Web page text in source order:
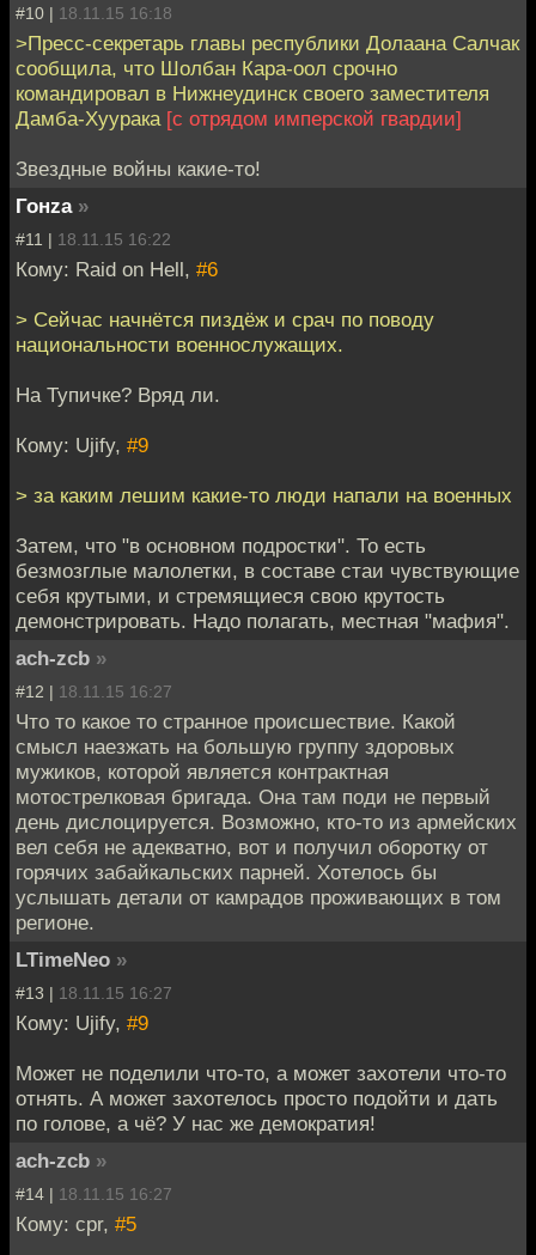
#10 | 18.11.15 16:18
>Пресс-секретарь главы республики Долаана Салчак
сообщила, что Шолбан Кара-оол срочно
командировал в Нижнеудинск своего заместителя
Дамба-Хуурака [с отрядом имперской гвардии]
Звездные войны какие-то!
Гонzа »
#11 | 18.11.15 16:22
Кому: Raid on Hell, #6
> Сейчас начнётся пиздёж и срач по поводу
национальности военнослужащих.
На Тупичке? Вряд ли.
Кому: Ujify, #9
> за каким лешим какие-то люди напали на военных
Затем, что "в основном подростки". То есть
безмозглые малолетки, в составе стаи чувствующие
себя крутыми, и стремящиеся свою крутость
демонстрировать. Надо полагать, местная "мафия".
ach-zcb »
#12 | 18.11.15 16:27
Что то какое то странное происшествие. Какой
смысл наезжать на большую группу здоровых
мужиков, которой является контрактная
мотострелковая бригада. Она там поди не первый
день дислоцируется. Возможно, кто-то из армейских
вел себя не адекватно, вот и получил оборотку от
горячих забайкальских парней. Хотелось бы
услышать детали от камрадов проживающих в том
регионе.
LTimeNeo »
#13 | 18.11.15 16:27
Кому: Ujify, #9
Может не поделили что-то, а может захотели что-то
отнять. А может захотелось просто подойти и дать
по голове, а чё? У нас же демократия!
ach-zcb »
#14 | 18.11.15 16:27
Кому: cpr, #5